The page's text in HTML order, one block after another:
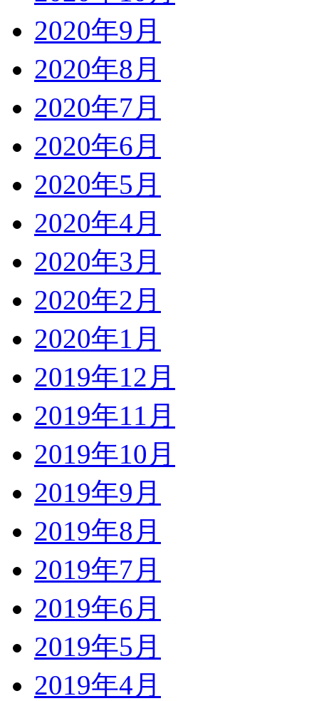
2020年9月
2020年8月
2020年7月
2020年6月
2020年5月
2020年4月
2020年3月
2020年2月
2020年1月
2019年12月
2019年11月
2019年10月
2019年9月
2019年8月
2019年7月
2019年6月
2019年5月
2019年4月